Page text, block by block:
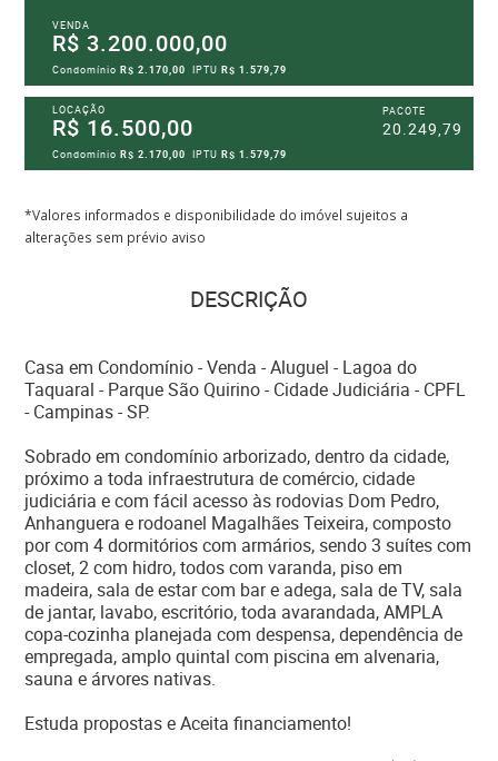
VENDA
R$ 3.200.000,00
CondomínioR$ 2.170,00 IPTUR$ 1.579,79
LOCAÇÃO
R$ 16.500,00
PACOTE
20.249,79
CondomínioR$ 2.170,00 IPTUR$ 1.579,79
*Valores informados e disponibilidade do imóvel sujeitos a
alterações sem prévio aviso
DESCRIÇÃO
Casa em Condomínio - Venda - Aluguel - Lagoa do
Taquaral - Parque São Quirino - Cidade Judiciária - CPFL
- Campinas - SP.
Sobrado em condomínio arborizado, dentro da cidade,
próximo a toda infraestrutura de comércio, cidade
judiciária e com fácil acesso às rodovias Dom Pedro,
Anhanguera e rodoanel Magalhães Teixeira, composto
por com 4 dormitórios com armários, sendo 3 suítes com
closet, 2 com hidro, todos com varanda, piso em
madeira, sala de estar com bar e adega, sala de TV, sala
de jantar, lavabo, escritório, toda avarandada, AMPLA
copa-cozinha planejada com despensa, dependência de
empregada, amplo quintal com piscina em alvenaria,
sauna e árvores nativas.
Estuda propostas e Aceita financiamento!